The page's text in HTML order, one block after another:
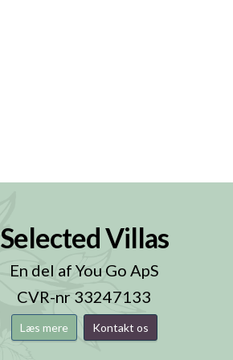
Selected Villas
En del af You Go ApS
CVR-nr 33247133
Læs mere Kontakt os